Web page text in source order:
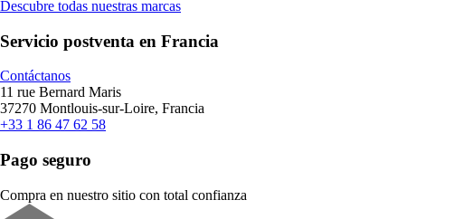
Descubre todas nuestras marcas
Servicio postventa en Francia
Contáctanos
11 rue Bernard Maris
37270 Montlouis-sur-Loire, Francia
+33 1 86 47 62 58
Pago seguro
Compra en nuestro sitio con total confianza